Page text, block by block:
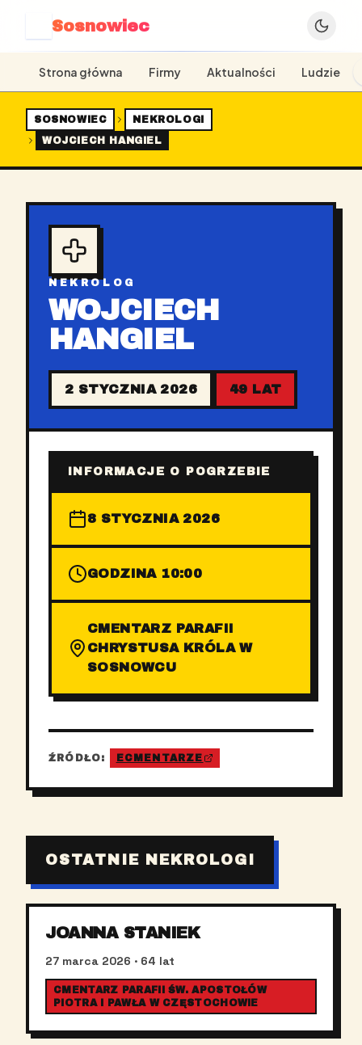
Sosnowiec
Strona główna Firmy Aktualności Ludzie
SOSNOWIEC
NEKROLOGI
WOJCIECH HANGIEL
NEKROLOG
WOJCIECH
HANGIEL
2 STYCZNIA 2026 49 LAT
INFORMACJE O POGRZEBIE
8 STYCZNIA 2026
GODZINA 10:00
CMENTARZ PARAFII
CHRYSTUSA KRÓLA W
SOSNOWCU
ŹRÓDŁO: ECMENTARZE
OSTATNIE NEKROLOGI
JOANNA STANIEK
27 marca 2026 · 64 lat
CMENTARZ PARAFII ŚW. APOSTOŁÓW
PIOTRA I PAWŁA W CZĘSTOCHOWIE